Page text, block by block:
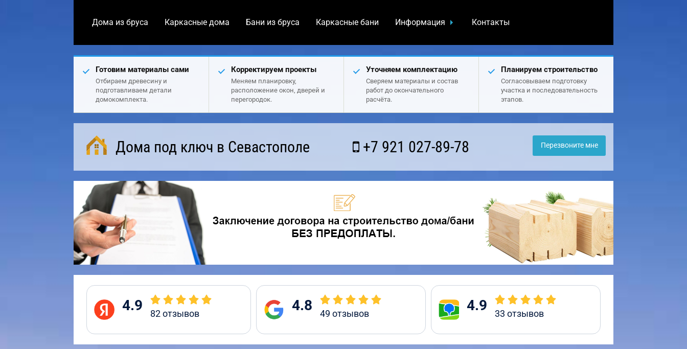
Дома из бруса Каркасные дома Бани из бруса Каркасные бани Информация Контакты
Готовим материалы сами
Отбираем древесину и
подготавливаем детали
домокомплекта.
Корректируем проекты
Меняем планировку,
расположение окон, дверей и
перегородок.
Уточняем комплектацию
Сверяем материалы и состав
работ до окончательного
расчёта.
Планируем строительство
Согласовываем подготовку
участка и последовательность
этапов.
Дома под ключ в Севастополе +7 921 027-89-78 Перезвоните мне
4.9 82отзывов 4.8 49 отзывов 4.9 33 отзывов